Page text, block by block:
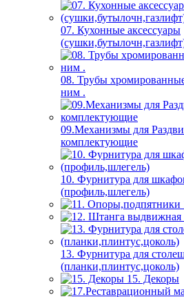
07. Кухонные аксессуары
08. Трубы
ним .
09.Механизмы для
комплектующие
10. Фурнитура для
(профиль,шлегель)
13. Фурнитура для
(планки,плинтус,цоколь)
15. Декоры